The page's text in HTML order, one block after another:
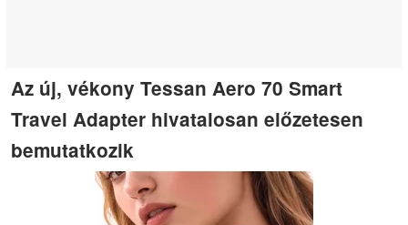
Az új, vékony Tessan Aero 70 Smart
Travel Adapter hivatalosan előzetesen
bemutatkozik